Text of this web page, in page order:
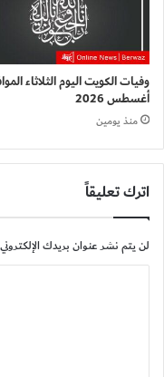
أغسطس 2026
منذ يومين
اترك تعليقاً
لن يتم نشر عنوان بريدك